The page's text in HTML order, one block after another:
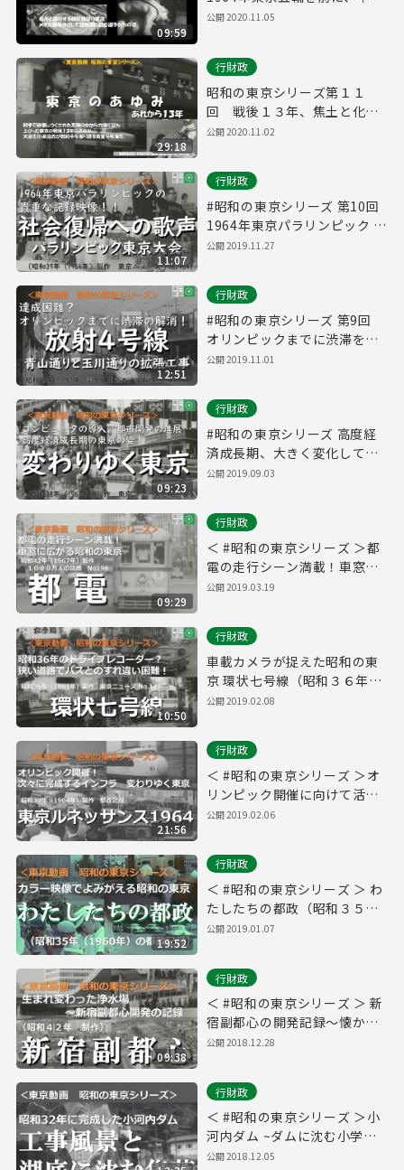
09:59
に邁進する東京、そして大舞
励むアスリート達の姿 「オリ
ンピックにそなえて」(昭和36
年7月）
公開 2020.11.05
29:18
行財政
昭和の東京シリーズ第１１
回 戦後１３年、焦土と化し
た東京が驚異的なスピードで
いた映像。東京ニュースNo１
００ 「東京のあゆみ あれか
ら１３年」(昭和３４年(１９
５９年）制作）
公開 2020.11.02
11:07
行財政
#昭和の東京シリーズ 第10回
1964年東京パラリンピック 5
日間にわたる大会の記録映像
帰への歌声－パラリンピック
東京大会－」（日本語版）
公開 2019.11.27
12:51
行財政
#昭和の東京シリーズ 第9回
オリンピックまでに渋滞を解
消できるか？ 青山通り～玉川
ある記「No １６０ 新しい道
路づくり－放射４号線」（昭
和38年1月）
公開 2019.11.01
09:23
行財政
#昭和の東京シリーズ 高度経
済成長期、大きく変化してい
く東京の姿！岡本太郎 氏が東
ビュー映像も！「変わりゆく
東京」（昭和38年9月製作）
公開 2019.09.03
09:29
行財政
＜ #昭和の東京シリーズ ＞都
電の走行シーン満載！車窓に
広がる昭和の東京 都電（昭和
公開 2019.03.19
10:50
行財政
車載カメラが捉えた昭和の東
京 環状七号線（昭和３６年
（１９６１年）６月）
公開 2019.02.08
21:56
行財政
＜ #昭和の東京シリーズ ＞オ
リンピック開催に向けて活気
づく東京の記録～都政記録
４」 昭和３９年（１９６４
年）１２月
公開 2019.02.06
19:52
行財政
＜ #昭和の東京シリーズ ＞ わ
たしたちの都政（昭和３５年
（１９６０年）１２月）
公開 2019.01.07
09:38
行財政
＜ #昭和の東京シリーズ ＞ 新
宿副都心の開発記録～懐かし
い昭和４２年の新宿の風景
公開 2018.12.28
行財政
＜ #昭和の東京シリーズ ＞小
河内ダム ~ダムに沈む小学校
~（昭和32年9月）
公開 2018.12.05